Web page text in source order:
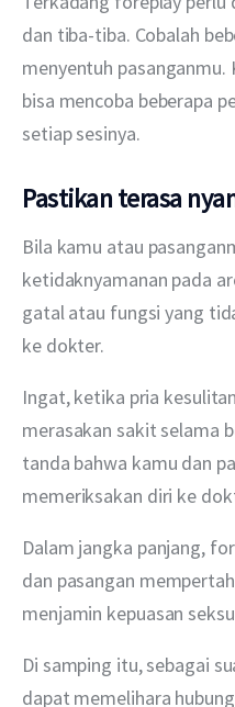
dan tiba-tiba. Cobalah
menyentuh pasanganmu.
bisa mencoba beberapa
setiap sesinya.
Pastikan terasa
Bila kamu atau
ketidaknyamanan pada
gatal atau fungsi yang
ke dokter.
Ingat, ketika pria
merasakan sakit selama
tanda bahwa kamu dan
memeriksakan diri ke
Dalam jangka panjang,
dan pasangan
menjamin kepuasan
Di samping itu, sebagai
dapat memelihara